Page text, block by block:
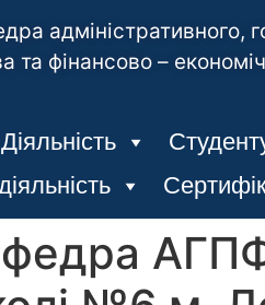
адміністративного,
та фінансово –
Діяльність